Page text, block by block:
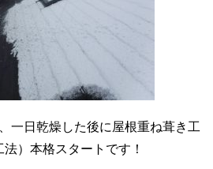
一日乾燥した後に屋根重ね葺き工
）本格スタートです！